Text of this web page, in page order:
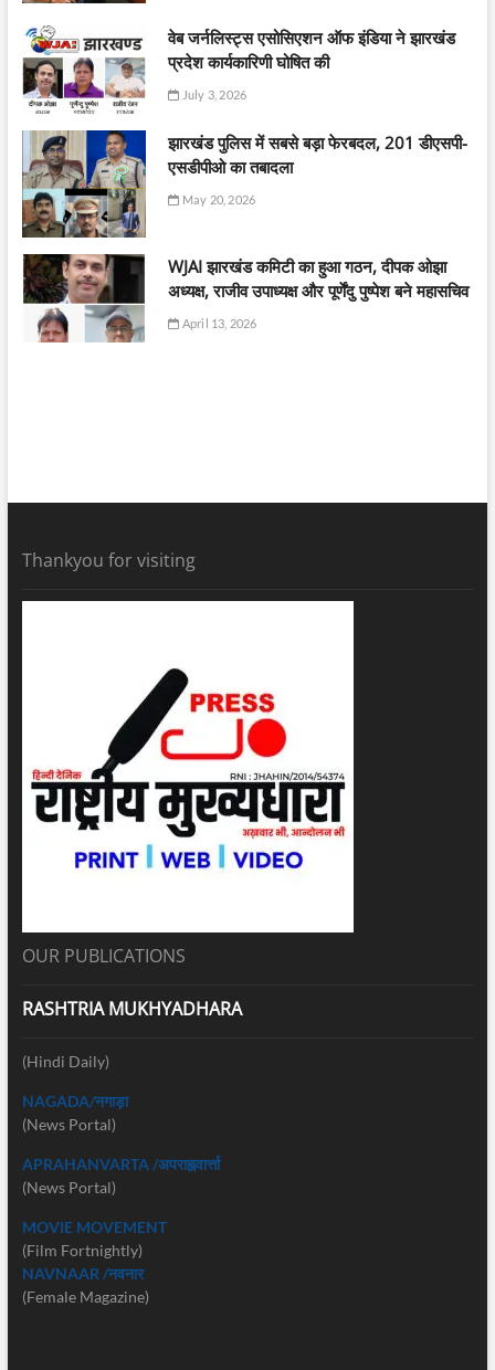
वेब जर्नलिस्ट्स एसोसिएशन ऑफ इंडिया ने झारखंड
प्रदेश कार्यकारिणी घोषित की
July 3, 2026
झारखंड पुलिस में सबसे बड़ा फेरबदल, 201 डीएसपी-
एसडीपीओ का तबादला
May 20, 2026
WJAI झारखंड कमिटी का हुआ गठन, दीपक ओझा
अध्यक्ष, राजीव उपाध्यक्ष और पूर्णेंदु पुष्पेश बने महासचिव
April 13, 2026
Thankyou for visiting
OUR PUBLICATIONS
RASHTRIA MUKHYADHARA
(Hindi Daily)
NAGADA/नगाड़ा
(News Portal)
APRAHANVARTA /अपराह्नवार्त्ता
(News Portal)
MOVIE MOVEMENT
(Film Fortnightly)
NAVNAAR /नवनार
(Female Magazine)